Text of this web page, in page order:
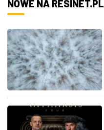
NOWE NA RESINET.PL